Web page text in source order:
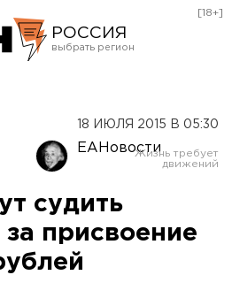
РОССИЯ
Оренбург
[18+]
18 ИЮЛЯ 2015 В 05:30
ЕАНовости
судить
за присвоение